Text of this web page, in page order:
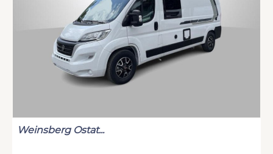
Weinsberg Ostat...